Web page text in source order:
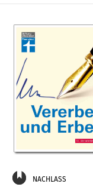
NACHLASS